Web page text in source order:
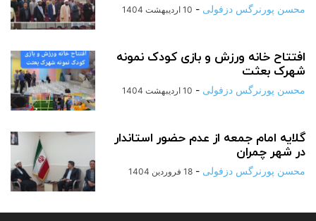
محسن پورنرگس دزفولی - 10 اردیبهشت 1404
افتتاح خانه ورزش و بازی کودک نمونه
شهرک بعثت
محسن پورنرگس دزفولی - 10 اردیبهشت 1404
گلایه امام جمعه از عدم حضور استاندار
در شهر چمران
محسن پورنرگس دزفولی - 18 فروردین 1404